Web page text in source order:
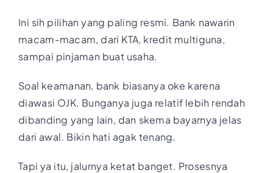
Ini sih pilihan yang paling resmi. Bank nawarin
macam-macam, dari KTA, kredit multiguna,
sampai pinjaman buat usaha.
Soal keamanan, bank biasanya oke karena
diawasi OJK. Bunganya juga relatif lebih rendah
dibanding yang lain, dan skema bayarnya jelas
dari awal. Bikin hati agak tenang.
Tapi ya itu, jalurnya ketat banget. Prosesnya